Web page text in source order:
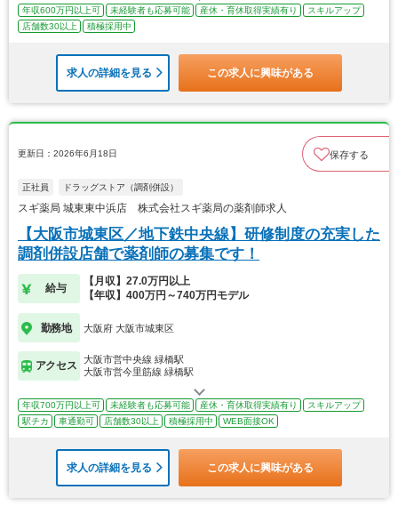
年収600万円以上可 未経験者も応募可能 産休・育休取得実績有り
スキルアップ
店舗数30以上
積極採用中
求人の詳細を見る この求人に興味がある
更新日：2026年6月18日 保存する
正社員 ドラッグストア（調剤併設）
スギ薬局 城東東中浜店 株式会社スギ薬局の薬剤師求人
【大阪市城東区／地下鉄中央線】研修制度の充実した
調剤併設店舗で薬剤師の募集です！
給与
【月収】27.0万円以上
【年収】400万円～740万円モデル
勤務地 大阪府 大阪市城東区
アクセス
大阪市営中央線 緑橋駅
大阪市営今里筋線 緑橋駅
年収700万円以上可 未経験者も応募可能 産休・育休取得実績有り
スキルアップ
駅チカ
車通勤可 店舗数30以上 積極採用中 WEB面接OK
求人の詳細を見る この求人に興味がある